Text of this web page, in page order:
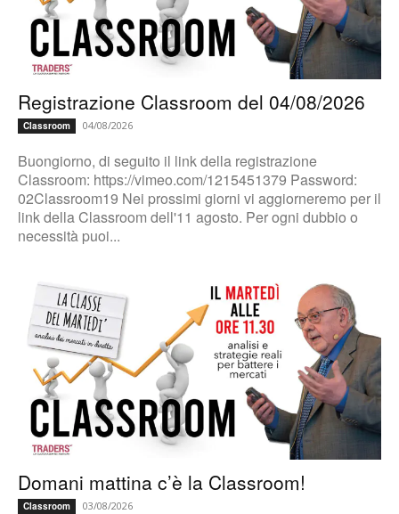
Registrazione Classroom del 04/08/2026
Classroom 04/08/2026
Buongiorno, di seguito il link della registrazione
Classroom: https://vimeo.com/1215451379 Password:
02Classroom19 Nei prossimi giorni vi aggiorneremo per il
link della Classroom dell'11 agosto. Per ogni dubbio o
necessità puoi...
Domani mattina c’è la Classroom!
Classroom 03/08/2026